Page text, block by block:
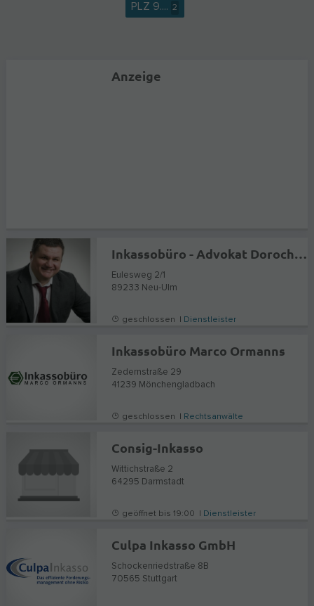
PLZ 9.... 2
Anzeige
Inkassobüro - Advokat Dorochov
Eulesweg 2/1
89233 Neu-Ulm
geschlossen | Dienstleister
Inkassobüro Marco Ormanns
Zedernstraße 29
41239 Mönchengladbach
geschlossen | Rechtsanwälte
Consig-Inkasso
Wittichstraße 2
64295 Darmstadt
geöffnet bis 19:00 | Dienstleister
Culpa Inkasso GmbH
Schockenriedstraße 8B
70565 Stuttgart